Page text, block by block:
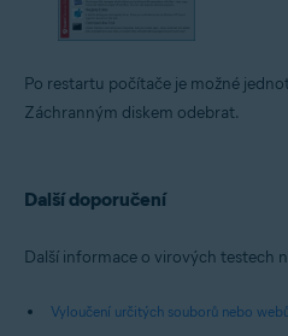
Po restartu počítače je možné
Záchranným diskem odebrat.
Další doporučení
Další informace o virových testech
Vyloučení určitých souborů nebo